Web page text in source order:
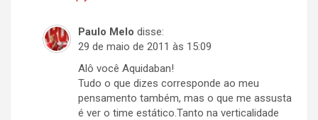
Paulo Melo disse:
29 de maio de 2011 às 15:09
Alô você Aquidaban!
Tudo o que dizes corresponde ao meu
pensamento também, mas o que me assusta
é ver o time estático.Tanto na verticalidade